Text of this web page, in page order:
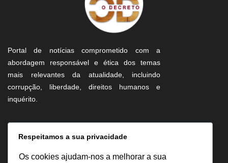
Portal de notícias comprometido com a
abordagem responsável e ética dos temas
mais relevantes da atualidade, incluindo
corrupção, liberdade, direitos humanos e
inquérito.
Informação
Sobre Nós
Respeitamos a sua privacidade
Os cookies ajudam-nos a melhorar a sua